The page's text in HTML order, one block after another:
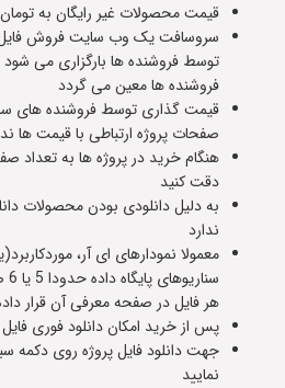
قیمت محصولات غیر رایگان به
سروسافت یک وب سایت فروش
توسط فروشنده ها بارگزاری می
فروشنده ها معین می گردد
قیمت گذاری توسط فروشنده های
صفحات پروژه ارتباطی با قیمت ها
هنگام خرید در پروژه ها به تعداد
دقت کنید
به دلیل دانلودی بودن محصولات
ندارد
هر فایل در صفحه معرفی آن قرار
پس از خرید امکان دانلود فوری
جهت دانلود فایل پروژه روی دکمه
نمایید